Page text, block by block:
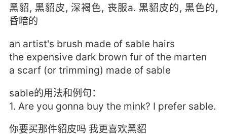
黑貂, 黑貂皮, 深褐色, 丧服a. 黑貂皮的, 黑色的,
昏暗的
an artist's brush made of sable hairs
the expensive dark brown fur of the marten
a scarf (or trimming) made of sable
sable的用法和例句：
1. Are you gonna buy the mink? I prefer sable.
你要买那件貂皮吗 我更喜欢黑貂